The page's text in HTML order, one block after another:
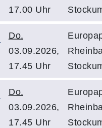
17.00 Uhr
Do.
03.09.2026,
17.45 Uhr
Do.
03.09.2026,
17.45 Uhr